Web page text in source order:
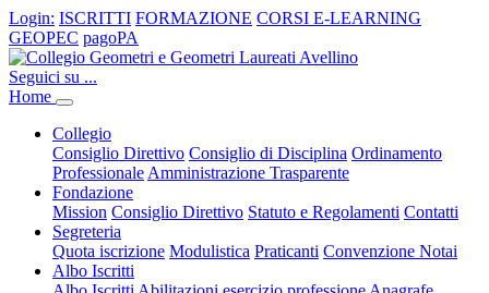
Login: ISCRITTI FORMAZIONE CORSI E-LEARNING
GEOPEC pagoPA
Seguici su ...
Home
Collegio
Consiglio Direttivo Consiglio di Disciplina Ordinamento
Professionale Amministrazione Trasparente
Fondazione
Mission Consiglio Direttivo Statuto e Regolamenti Contatti
Segreteria
Quota iscrizione Modulistica Praticanti Convenzione Notai
Albo Iscritti